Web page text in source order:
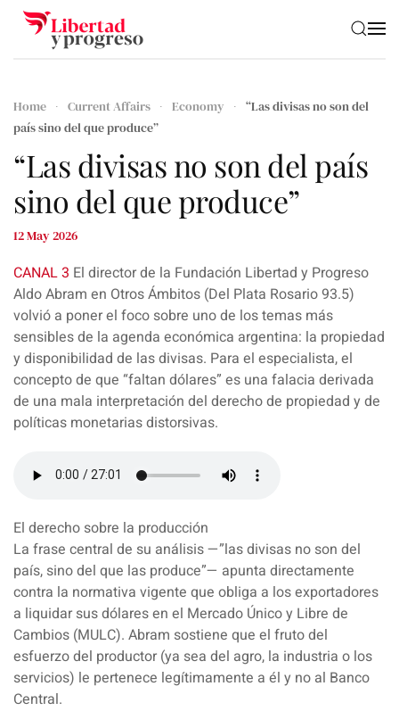
Skip to main content
Home Current Affairs Economy
“Las divisas no son del
país sino del que produce”
“Las divisas no son del país
sino del que produce”
12 May 2026
CANAL 3 El director de la Fundación Libertad y Progreso
Aldo Abram en Otros Ámbitos (Del Plata Rosario 93.5)
volvió a poner el foco sobre uno de los temas más
sensibles de la agenda económica argentina: la propiedad
y disponibilidad de las divisas. Para el especialista, el
concepto de que “faltan dólares” es una falacia derivada
de una mala interpretación del derecho de propiedad y de
políticas monetarias distorsivas.
El derecho sobre la producción
La frase central de su análisis —”las divisas no son del
país, sino del que las produce”— apunta directamente
contra la normativa vigente que obliga a los exportadores
a liquidar sus dólares en el Mercado Único y Libre de
Cambios (MULC). Abram sostiene que el fruto del
esfuerzo del productor (ya sea del agro, la industria o los
servicios) le pertenece legítimamente a él y no al Banco
Central.